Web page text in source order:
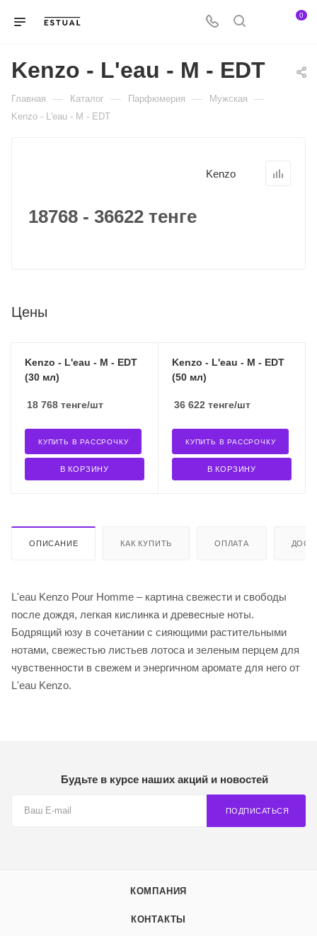
0
Kenzo - L'eau - M - EDT
Главная — Каталог — Парфюмерия — Мужская —
Kenzo - L'eau - M - EDT
Kenzo
18768 - 36622 тенге
Цены
Kenzo - L'eau - M - EDT
(30 мл)
18 768 тенге/шт
В КОРЗИНУ
КУПИТЬ В РАССРОЧКУ
Kenzo - L'eau - M - EDT
(50 мл)
36 622 тенге/шт
В КОРЗИНУ
КУПИТЬ В РАССРОЧКУ
ОПИСАНИЕ КАК КУПИТЬ ОПЛАТА
L'eau Kenzo Pour Homme – картина свежести и свободы
после дождя, легкая кислинка и древесные ноты.
Бодрящий юзу в сочетании с сияющими растительными
нотами, свежестью листьев лотоса и зеленым перцем для
чувственности в свежем и энергичном аромате для него от
L'eau Kenzo.
Будьте в курсе наших акций и новостей
ПОДПИСАТЬСЯ
КОМПАНИЯ
КОНТАКТЫ